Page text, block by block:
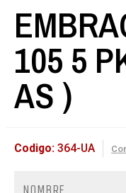
105 5
AS )
Codigo: 364-UA